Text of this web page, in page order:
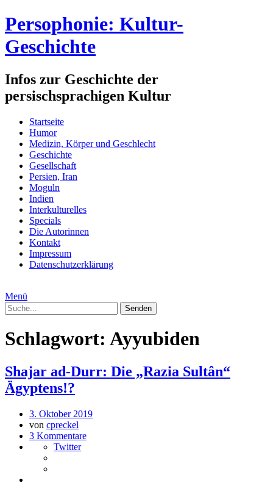
Persophonie: Kultur-
Geschichte
Infos zur Geschichte der
persischsprachigen Kultur
Startseite
Humor
Medizin, Körper und Geschlecht
Geschichte
Gesellschaft
Persien, Iran
Moguln
Indien
Interkulturelles
Specials
Die Autorinnen
Kontakt
Impressum
Datenschutzerklärung
Menü
Schlagwort: Ayyubiden
Shajar ad-Durr: Die „Razia Sultân“
Ägyptens!?
3. Oktober 2019
von cpreckel
3 Kommentare
Twitter